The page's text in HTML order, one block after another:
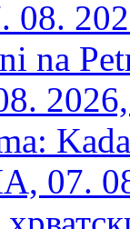
08.
na
07.